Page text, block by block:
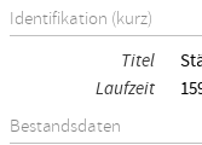
Identifikation (kurz)
Titel
Laufzeit
Bestandsdaten